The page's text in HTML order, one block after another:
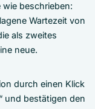
beschrieben:
Wartezeit von
als zweites
neue.
durch einen Klick
und bestätigen den